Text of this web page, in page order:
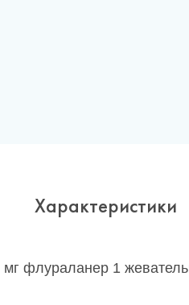
Характеристики
флураланер 1